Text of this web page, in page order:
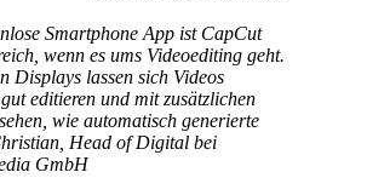
Smartphone App ist CapCut
wenn es ums Videoediting geht.
Displays lassen sich Videos
editieren und mit zusätzlichen
wie automatisch generierte
Head of Digital bei
GmbH